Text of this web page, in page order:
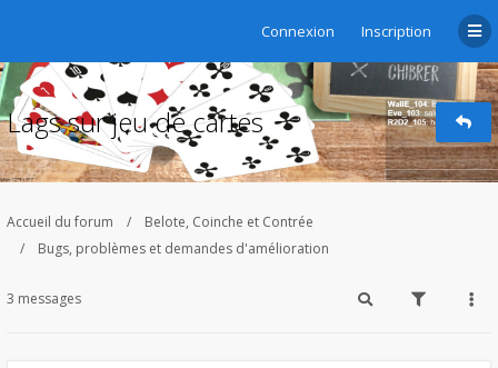
Connexion Inscription
Lags sur jeu de cartes
Accueil du forum
Belote, Coinche et Contrée
Bugs, problèmes et demandes d'amélioration
3 messages